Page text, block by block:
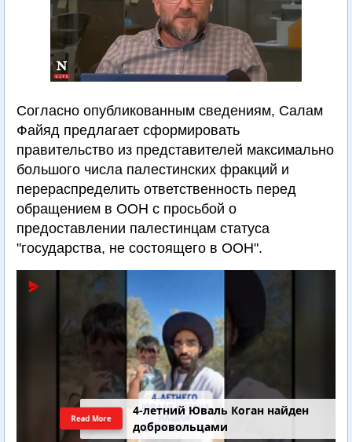
Согласно опубликованным сведениям, Салам
Файяд предлагает сформировать
правительство из представителей максимально
большого числа палестинских фракций и
перераспределить ответственность перед
обращением в ООН с просьбой о
предоставлении палестинцам статуса
"государства, не состоящего в ООН".
4-летний Юваль Коган найден
добровольцами
Read More